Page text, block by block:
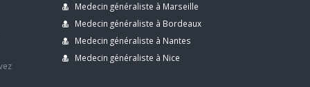
Medecin généraliste à Marseille
Medecin généraliste à Bordeaux
Medecin généraliste à Nantes
Medecin généraliste à Nice